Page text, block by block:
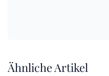
Ähnliche Artikel